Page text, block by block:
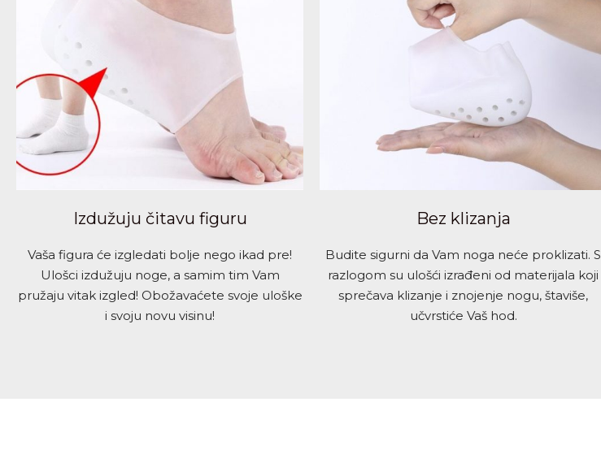
Izdužuju čitavu figuru
Vaša figura će izgledati bolje nego ikad pre!
Ulošci izdužuju noge, a samim tim Vam
pružaju vitak izgled! Obožavaćete svoje uloške
i svoju novu visinu!
Bez klizanja
Budite sigurni da Vam noga neće proklizati. S
razlogom su ulošći izrađeni od materijala koji
sprečava klizanje i znojenje nogu, štaviše,
učvrstiće Vaš hod.